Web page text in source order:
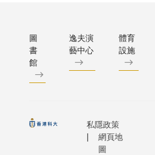
圖
書
館
逸夫演
藝中心
體育
設施
私隱政策
網頁地
圖